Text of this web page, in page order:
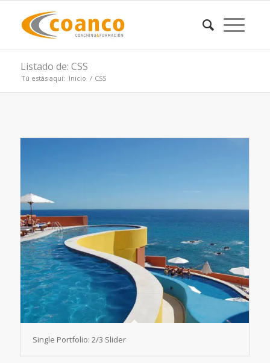
Listado de: CSS
Tú estás aquí: Inicio / CSS
Single Portfolio: 2/3 Slider